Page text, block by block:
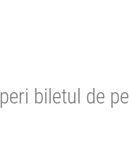
biletul de pe